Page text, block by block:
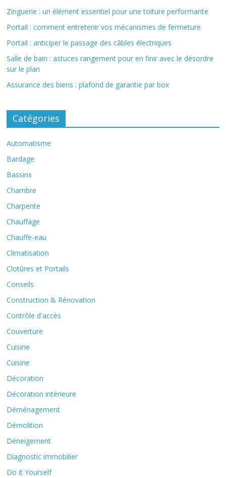
Zinguerie : un élément essentiel pour une toiture performante
Portail : comment entretenir vos mécanismes de fermeture
Portail : anticiper le passage des câbles électriques
Salle de bain : astuces rangement pour en finir avec le désordre
sur le plan
Assurance des biens : plafond de garantie par box
Catégories
Automatisme
Bardage
Bassins
Chambre
Charpente
Chauffage
Chauffe-eau
Climatisation
Clotûres et Portails
Conseils
Construction & Rénovation
Contrôle d'accès
Couverture
Cuisine
Cuisine
Décoration
Décoration intérieure
Déménagement
Démolition
Déneigement
Diagnostic immobilier
Do it Yourself